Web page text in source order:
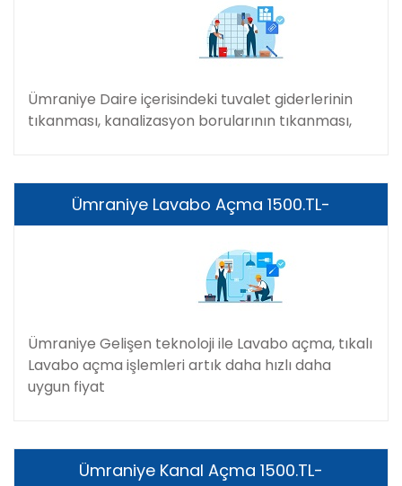
Ümraniye Daire içerisindeki tuvalet giderlerinin
tıkanması, kanalizasyon borularının tıkanması,
Ümraniye Lavabo Açma 1500.TL-
Ümraniye Gelişen teknoloji ile Lavabo açma, tıkalı
Lavabo açma işlemleri artık daha hızlı daha
uygun fiyat
Ümraniye Kanal Açma 1500.TL-